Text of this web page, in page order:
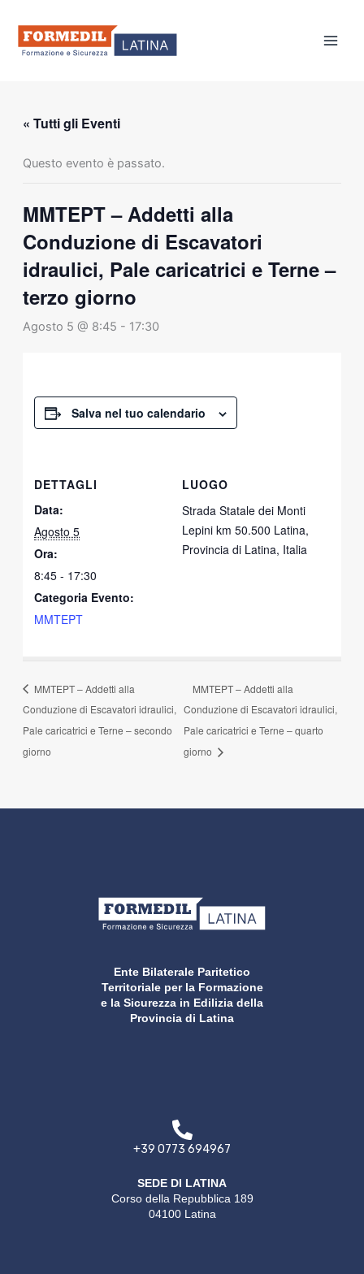
contenuto
« Tutti gli Eventi
Questo evento è passato.
MMTEPT – Addetti alla
Conduzione di Escavatori
idraulici, Pale caricatrici e Terne –
terzo giorno
Agosto 5 @ 8:45 - 17:30
Salva nel tuo calendario
DETTAGLI
Data:
Agosto 5
Ora:
8:45 - 17:30
Categoria Evento:
MMTEPT
LUOGO
Strada Statale dei Monti
Lepini km 50.500 Latina,
Provincia di Latina, Italia
MMTEPT – Addetti alla
Conduzione di Escavatori idraulici,
Pale caricatrici e Terne – secondo
giorno
MMTEPT – Addetti alla
Conduzione di Escavatori idraulici,
Pale caricatrici e Terne – quarto
giorno
Ente Bilaterale Paritetico
Territoriale per la Formazione
e la Sicurezza in Edilizia della
Provincia di Latina
+39 0773 694967
SEDE DI LATINA
Corso della Repubblica 189
04100 Latina